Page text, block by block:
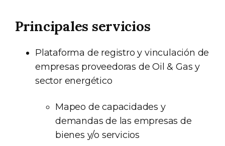
Principales servicios
Plataforma de registro y vinculación de
empresas proveedoras de Oil & Gas y
sector energético
Mapeo de capacidades y
demandas de las empresas de
bienes y/o servicios